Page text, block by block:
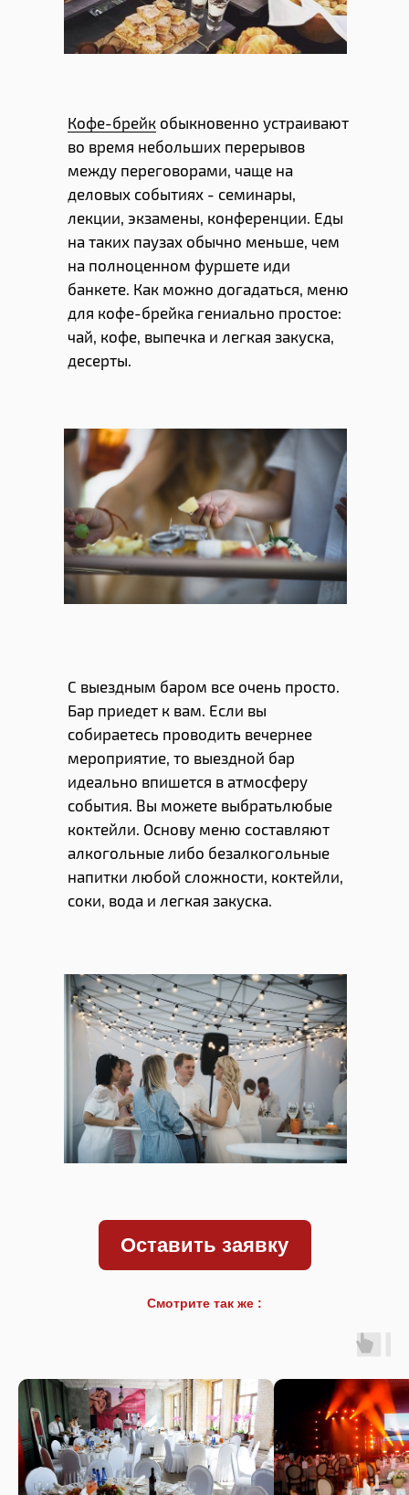
Кофе-брейк обыкновенно устраивают
во время небольших перерывов
между переговорами, чаще на
деловых событиях - семинары,
лекции, экзамены, конференции. Еды
на таких паузах обычно меньше, чем
на полноценном фуршете иди
банкете. Как можно догадаться, меню
для кофе-брейка гениально простое:
чай, кофе, выпечка и легкая закуска,
десерты.
С выездным баром все очень просто.
Бар приедет к вам. Если вы
собираетесь проводить вечернее
мероприятие, то выездной бар
идеально впишется в атмосферу
события. Вы можете выбратьлюбые
коктейли. Основу меню составляют
алкогольные либо безалкогольные
напитки любой сложности, коктейли,
соки, вода и легкая закуска.
Оставить заявку
Смотрите так же :